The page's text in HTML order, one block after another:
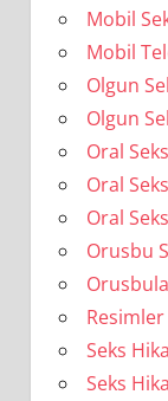
Mobil
Mobil
Olgun
Olgun
Oral
Oral
Oral
Orusbu
Resimler
Seks
Seks